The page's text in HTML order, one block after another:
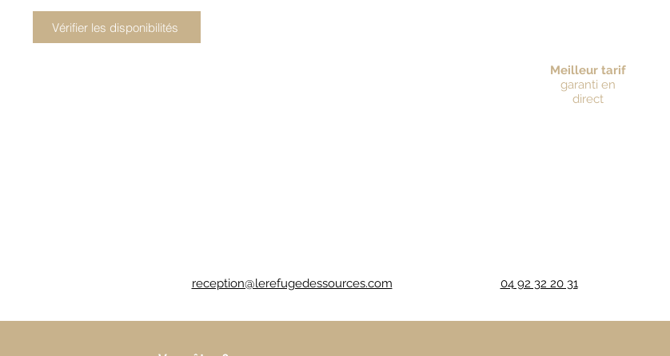
Vérifier les disponibilités
Meilleur tarif
garanti en
direct
reception@lerefugedessources.com 04 92 32 20 31